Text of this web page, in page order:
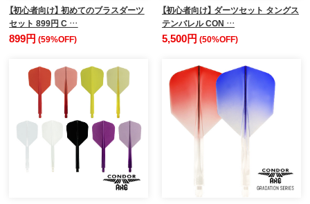
【初心者向け】 初めてのブラスダーツ
セット 899円 C …
899円(59%OFF)
【初心者向け】 ダーツセット タングス
テンバレル CON …
5,500円 (50%OFF)